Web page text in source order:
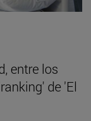
entre los
de 'El